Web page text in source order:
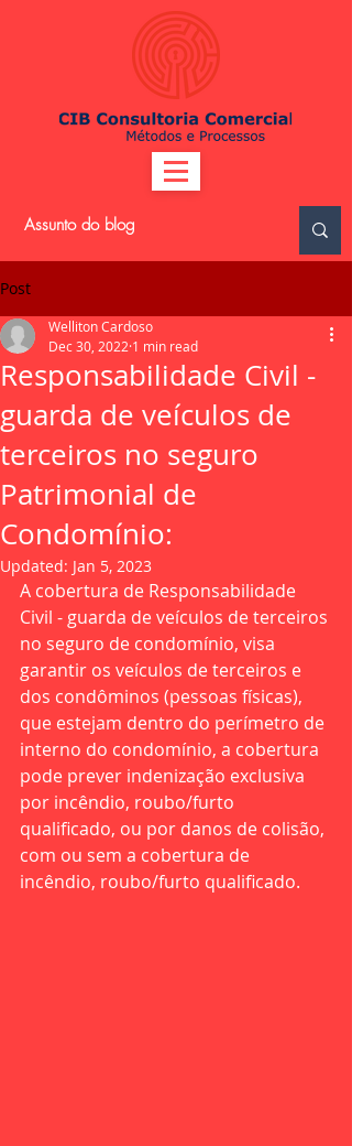
Post
Responsabilidade Civil -
guarda de veículos de
terceiros no seguro
Patrimonial de
Condomínio:
Welliton Cardoso
Dec 30, 2022 1 min read
Updated: Jan 5, 2023
A cobertura de Responsabilidade
Civil - guarda de veículos de terceiros
no seguro de condomínio, visa
garantir os veículos de terceiros e
dos condôminos (pessoas físicas),
que estejam dentro do perímetro de
interno do condomínio, a cobertura
pode prever indenização exclusiva
por incêndio, roubo/furto
qualificado, ou por danos de colisão,
com ou sem a cobertura de
incêndio, roubo/furto qualificado.